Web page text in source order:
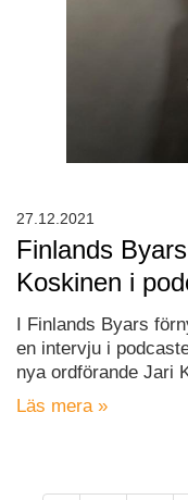
Finlands
Koskinen i
I Finlands Byars
en intervju i
nya ordförande Jari
Läs mera »
27.12.2021